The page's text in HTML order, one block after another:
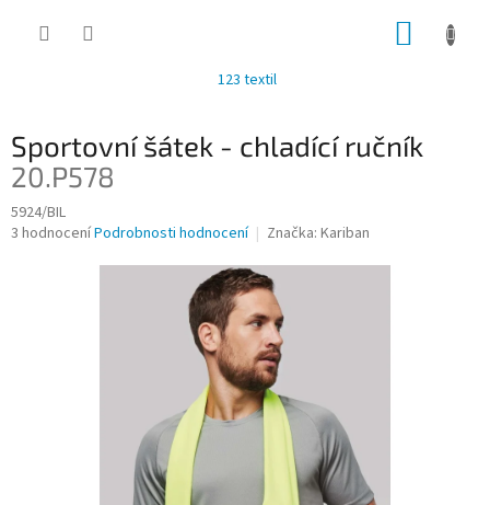
123 textil
Sportovní šátek - chladící ručník
20.P578
5924/BIL
Průměrné
3 hodnoceníPodrobnosti hodnocení Značka: Kariban